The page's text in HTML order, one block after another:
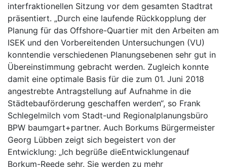
interfraktionellen Sitzung vor dem gesamten Stadtrat
präsentiert. „Durch eine laufende Rückkopplung der
Planung für das Offshore-Quartier mit den Arbeiten am
ISEK und den Vorbereitenden Untersuchungen (VU)
konntendie verschiedenen Planungsebenen sehr gut in
Übereinstimmung gebracht werden. Zugleich konnte
damit eine optimale Basis für die zum 01. Juni 2018
angestrebte Antragstellung auf Aufnahme in die
Städtebauförderung geschaffen werden“, so Frank
Schlegelmilch vom Stadt-und Regionalplanungsbüro
BPW baumgart+partner. Auch Borkums Bürgermeister
Georg Lübben zeigt sich begeistert von der
Entwicklung: „Ich begrüße dieEntwicklungenauf
Borkum-Reede sehr. Sie werden zu mehr